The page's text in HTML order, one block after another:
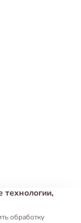
обработку